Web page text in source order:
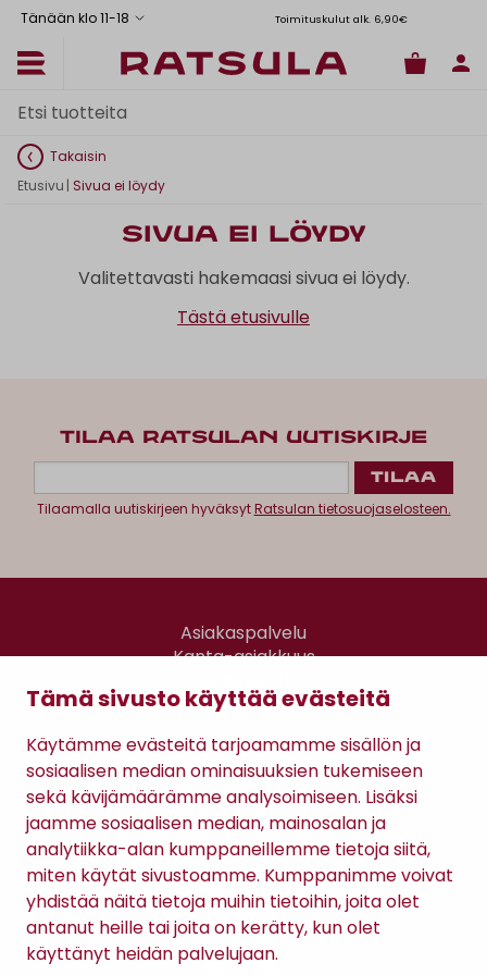
Tämä sivusto käyttää evästeitä
Käytämme evästeitä tarjoamamme sisällön ja
sosiaalisen median ominaisuuksien tukemiseen
sekä kävijämäärämme analysoimiseen. Lisäksi
jaamme sosiaalisen median, mainosalan ja
analytiikka-alan kumppaneillemme tietoja siitä,
miten käytät sivustoamme. Kumppanimme voivat
yhdistää näitä tietoja muihin tietoihin, joita olet
antanut heille tai joita on kerätty, kun olet
käyttänyt heidän palvelujaan.
Tänään klo 11-18 Toimituskulut alk. 6,90€
Takaisin
Etusivu | Sivua ei löydy
Sivua ei löydy
Valitettavasti hakemaasi sivua ei löydy.
Tästä etusivulle
TILAA RATSULAN UUTISKIRJE
Tilaamalla uutiskirjeen hyväksytRatsulan tietosuojaselosteen.
Asiakaspalvelu
Kanta-asiakkuus
Gomee Ratsula Café
Sopimusehdot
Tietosuojaseloste
Maksutavat